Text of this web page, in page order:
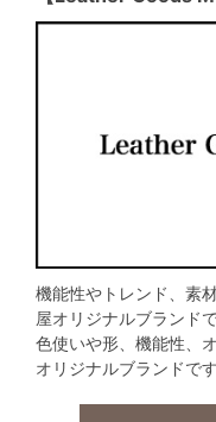
機能性やトレンド、素
屋オリジナルブランドで
色使いや形、機能性、
オリジナルブランドです